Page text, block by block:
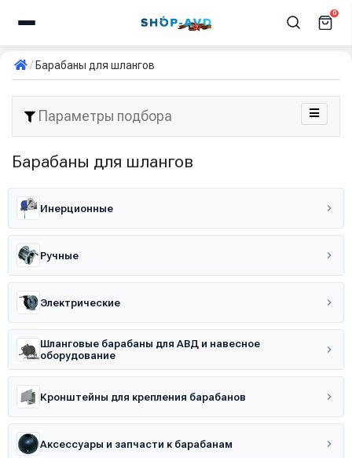
0
Барабаны для шлангов
Параметры подбора
Барабаны для шлангов
Инерционные
Ручные
Электрические
Шланговые барабаны для АВД и навесное
оборудование
Кронштейны для крепления барабанов
Аксессуары и запчасти к барабанам